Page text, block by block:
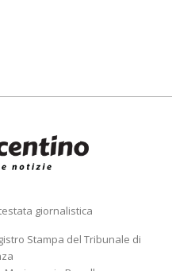
giornalistica
Stampa del Tribunale di